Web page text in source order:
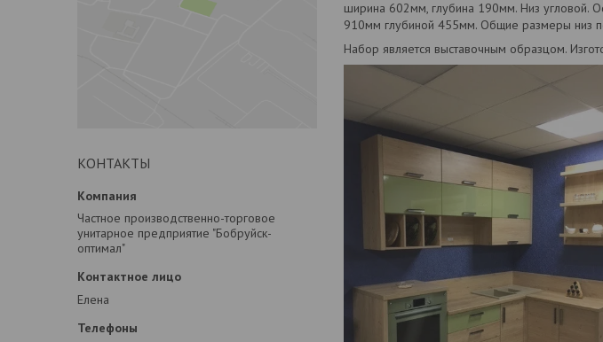
КОНТАКТЫ
Частное производственно-торговое
унитарное предприятие "Бобруйск-
оптимал"
Елена
ширина 602мм, глубина 190мм. Низ угловой.
910мм глубиной 455мм. Общие размеры низ
Набор является выставочным образцом.